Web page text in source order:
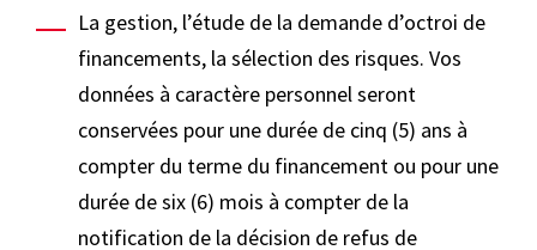
La gestion, l’étude de la demande d’octroi de
financements, la sélection des risques. Vos
données à caractère personnel seront
conservées pour une durée de cinq (5) ans à
compter du terme du financement ou pour une
durée de six (6) mois à compter de la
notification de la décision de refus de